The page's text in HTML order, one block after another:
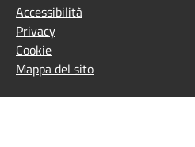
Accessibilità
Privacy
Cookie
Mappa del sito